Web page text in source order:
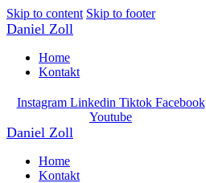
Skip to content Skip to footer
Daniel Zoll
Home
Kontakt
Instagram Linkedin Tiktok Facebook
Youtube
Daniel Zoll
Home
Kontakt